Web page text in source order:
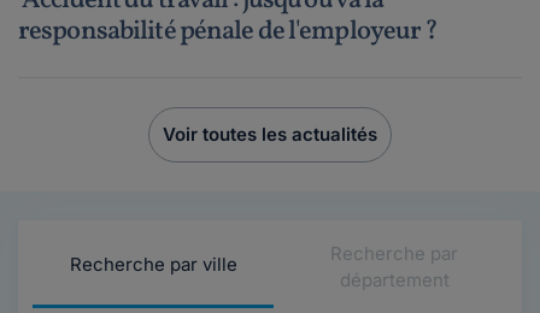
responsabilité pénale de l'employeur ?
Voir toutes les actualités
Recherche par ville
Recherche par
département